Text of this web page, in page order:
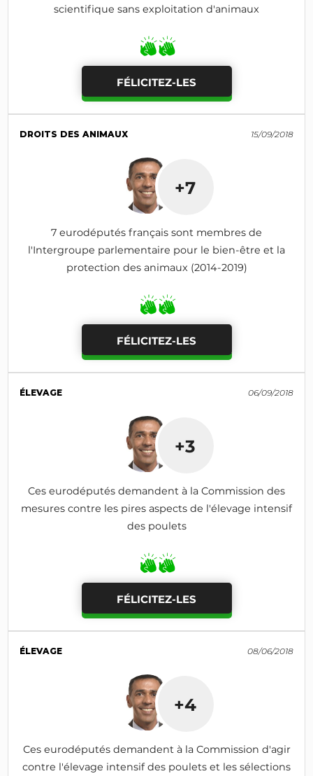
scientifique sans exploitation d'animaux
FÉLICITEZ-LES
DROITS DES ANIMAUX 15/09/2018
+7
7 eurodéputés français sont membres de
l'Intergroupe parlementaire pour le bien-être et la
protection des animaux (2014-2019)
FÉLICITEZ-LES
ÉLEVAGE 06/09/2018
+3
Ces eurodéputés demandent à la Commission des
mesures contre les pires aspects de l'élevage intensif
des poulets
FÉLICITEZ-LES
ÉLEVAGE 08/06/2018
+4
Ces eurodéputés demandent à la Commission d'agir
contre l'élevage intensif des poulets et les sélections